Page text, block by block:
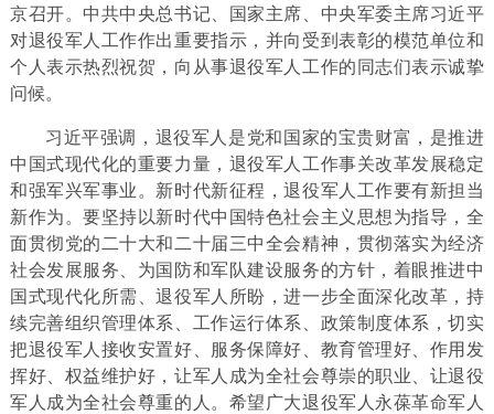
京召开。中共中央总书记、国家主席、中央军委主席习近平
对退役军人工作作出重要指示，并向受到表彰的模范单位和
个人表示热烈祝贺，向从事退役军人工作的同志们表示诚挚
问候。
习近平强调，退役军人是党和国家的宝贵财富，是推进
中国式现代化的重要力量，退役军人工作事关改革发展稳定
和强军兴军事业。新时代新征程，退役军人工作要有新担当
新作为。要坚持以新时代中国特色社会主义思想为指导，全
面贯彻党的二十大和二十届三中全会精神，贯彻落实为经济
社会发展服务、为国防和军队建设服务的方针，着眼推进中
国式现代化所需、退役军人所盼，进一步全面深化改革，持
续完善组织管理体系、工作运行体系、政策制度体系，切实
把退役军人接收安置好、服务保障好、教育管理好、作用发
挥好、权益维护好，让军人成为全社会尊崇的职业、让退役
军人成为全社会尊重的人。希望广大退役军人永葆革命军人